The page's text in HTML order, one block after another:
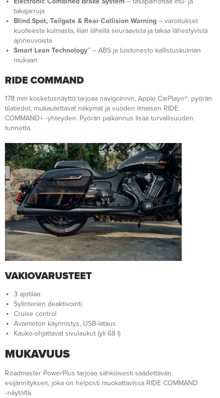
takajarruja
Blind Spot, Tailgate & Rear Collision Warning – varoitukset
kuolleesta kulmasta, liian lähellä seuraavista ja takaa lähestyvistä
ajoneuvoista
Smart Lean Technology™ – ABS ja luistonesto kallistuskulman
mukaan
RIDE COMMAND
178 mm kosketusnäyttö tarjoaa navigoinnin, Apple CarPlayn®, pyörän
tilatiedot, mukautettavat näkymät ja vuoden ilmaisen RIDE
COMMAND+ ‑yhteyden. Pyörän paikannus lisää turvallisuuden
tunnetta.
VAKIOVARUSTEET
3 ajotilaa
Sylinterien deaktivointi
Cruise control
Avaimeton käynnistys, USB-lataus
Kauko-ohjattavat sivulaukut (yli 68 l)
MUKAVUUS
Roadmaster PowerPlus tarjoaa sähköisesti säädettävän
esijännityksen, joka on helposti muokattavissa RIDE COMMAND
‑näytöltä.